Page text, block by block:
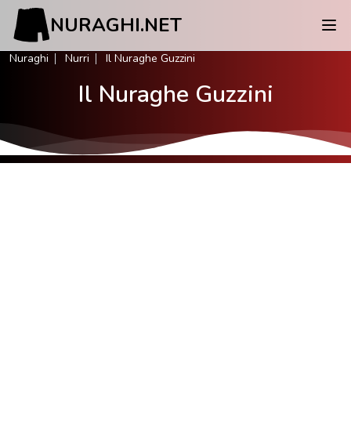
NURAGHI.NET
Nuraghi Nurri Il Nuraghe Guzzini
Il Nuraghe Guzzini